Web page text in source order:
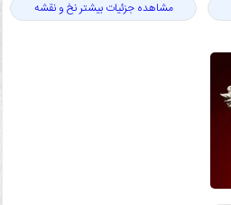
مشاهده جزئیات بیشتر نخ و نقشه